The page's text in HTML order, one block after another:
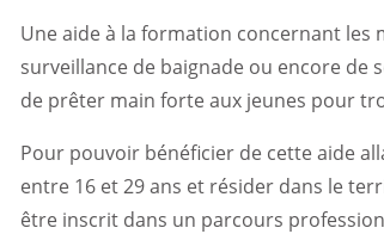
Une aide à la formation concernant les
surveillance de baignade ou encore
de prêter main forte aux jeunes pour
Pour pouvoir bénéficier de cette aide
entre 16 et 29 ans et résider dans le
être inscrit dans un parcours